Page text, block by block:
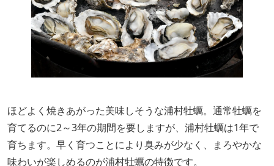
ほどよく焼きあがった美味しそうな浦村牡蠣。通常牡蠣を
育てるのに2～3年の期間を要しますが、浦村牡蠣は1年で
育ちます。早く育つことにより臭みが少なく、まろやかな
味わいが楽しめるのが浦村牡蠣の特徴です。